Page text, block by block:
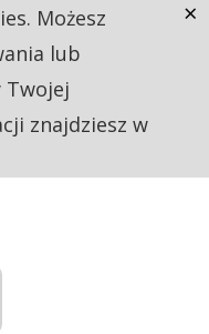
Możesz
lub
Twojej
znajdziesz w
×